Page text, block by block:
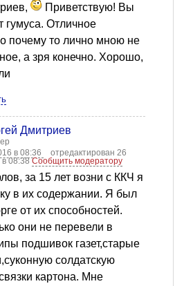
Приветствую! Вы
гумуса. Отличное
почему то лично мною не
а зря конечно. Хорошо,
Дмитриев
в 08:36
отредактирован 26
в 08:38Сообщить модератору
за 15 лет возни с ККЧ я
в их содержании. Я был
от их способностей.
они не перевели в
подшивок газет,старые
солдатскую
картона. Мне